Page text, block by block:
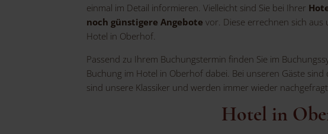
einmal im Detail informieren. Vielleicht sind Sie bei Ihrer
noch günstigere Angebote vor. Diese errechnen sich
Hotel in Oberhof.
Passend zu Ihrem Buchungstermin finden Sie im
Buchung im Hotel in Oberhof dabei. Bei unseren Gäste
sind unsere Klassiker und werden immer wieder nachgefragt.
Hotel in